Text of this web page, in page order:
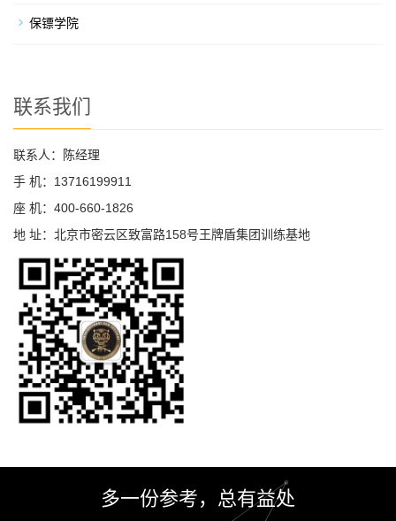
保镖学院
联系我们
联系人：陈经理
手 机：13716199911
座 机：400-660-1826
地 址：北京市密云区致富路158号王牌盾集团训练基地
多一份参考，总有益处